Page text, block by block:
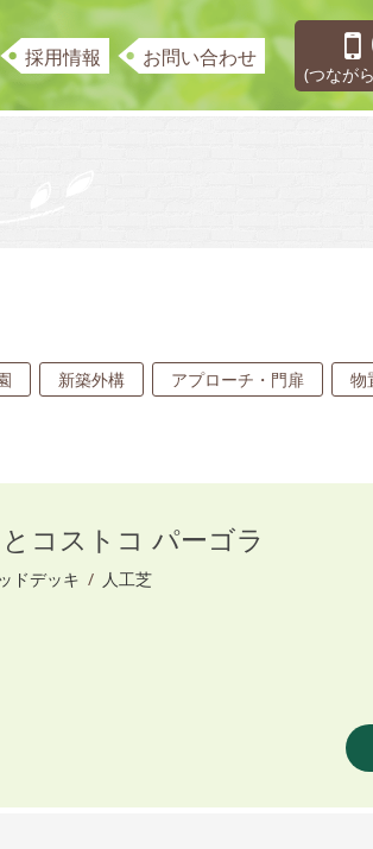
採用情報 お問い合わせ
(つなが
新築外構 アプローチ・門扉 物
コストコ パーゴラ
ドデッキ / 人工芝